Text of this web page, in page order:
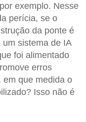
exemplo. Nesse
perícia, se o
da ponte é
sistema de IA
foi alimentado
erros
em que medida o
Isso não é